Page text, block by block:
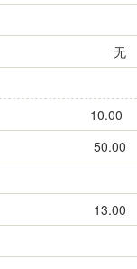
无
10.00
50.00
13.00